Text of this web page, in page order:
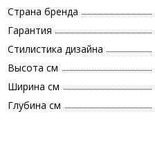
Страна бренда
Гарантия
Стилистика дизайна
Высота см
Ширина см
Глубина см